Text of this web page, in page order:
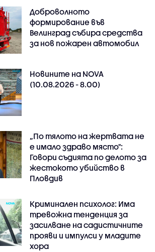
Доброволното
формирование във
Велинград събира средства
за нов пожарен автомобил
Новините на NOVA
(10.08.2026 - 8.00)
„По тялото на жертвата не
е имало здраво място":
Говори съдията по делото за
жестокото убийство в
Пловдив
Криминален психолог: Има
тревожна тенденция за
засилване на садистичните
прояви и импулси у младите
хора